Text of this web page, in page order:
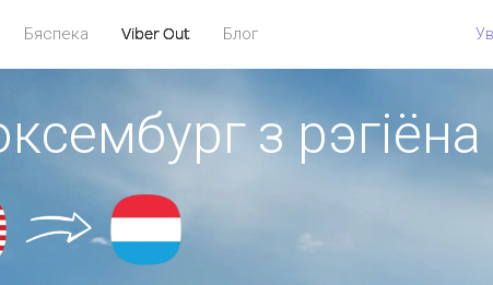
Бяспека Viber Out Блог
з